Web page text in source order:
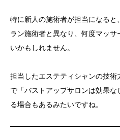
特に新人の施術者が担当になる
ラン施術者と異なり、何度マッ
いかもしれません。
担当したエステティシャンの技
で「バストアップサロンは効果
る場合もあるみたいですね。